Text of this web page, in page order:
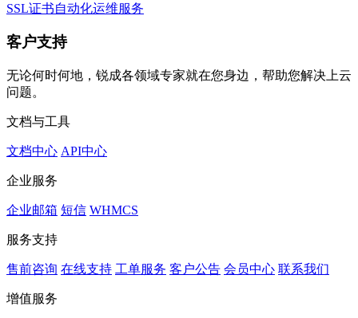
SSL证书自动化运维服务
客户支持
无论何时何地，锐成各领域专家就在您身边，帮助您解决上云
问题。
文档与工具
文档中心 API中心
企业服务
企业邮箱 短信 WHMCS
服务支持
售前咨询 在线支持 工单服务 客户公告 会员中心 联系我们
增值服务